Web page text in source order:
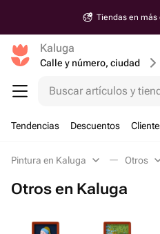
Tiendas en más
Kaluga
Calle y número, ciudad
Buscar artículos y
Tendencias Descuentos
Pintura en Kaluga Otros
Otros en Kaluga